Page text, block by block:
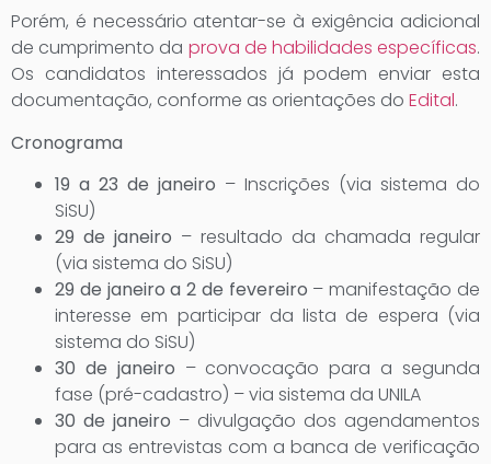
Porém, é necessário atentar-se à exigência adicional
de cumprimento da prova de habilidades específicas.
Os candidatos interessados já podem enviar esta
documentação, conforme as orientações do Edital.
Cronograma
19 a 23 de janeiro – Inscrições (via sistema do
SiSU)
29 de janeiro – resultado da chamada regular
(via sistema do SiSU)
29 de janeiro a 2 de fevereiro – manifestação de
interesse em participar da lista de espera (via
sistema do SiSU)
30 de janeiro – convocação para a segunda
fase (pré-cadastro) – via sistema da UNILA
30 de janeiro – divulgação dos agendamentos
para as entrevistas com a banca de verificação